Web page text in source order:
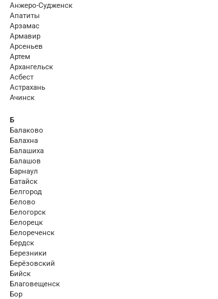
Анжеро-Судженск
Апатиты
Арзамас
Армавир
Арсеньев
Артем
Архангельск
Асбест
Астрахань
Ачинск
Б
Балаково
Балахна
Балашиха
Балашов
Барнаул
Батайск
Белгород
Белово
Белогорск
Белорецк
Белореченск
Бердск
Березники
Берёзовский
Бийск
Благовещенск
Бор